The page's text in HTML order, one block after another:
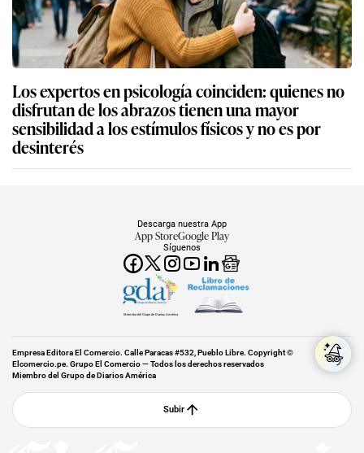
Los expertos en psicología coinciden: quienes no
disfrutan de los abrazos tienen una mayor
sensibilidad a los estímulos físicos y no es por
desinterés
Síguenos
Descarga nuestra App
App StoreGoogle Play
Miembro del Grupo de Diarios América
Empresa Editora El Comercio. Calle Paracas #532, Pueblo Libre. Copyright ©
Elcomercio.pe. Grupo El Comercio — Todos los derechos reservados
Miembro del Grupo de Diarios América
Subir